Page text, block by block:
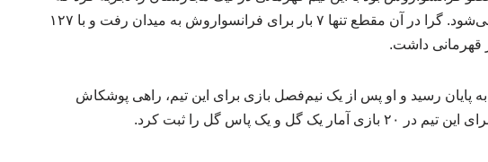
مهم‌ترین افتخار دوران ورزشی او محسوب می‌شود. گرا در آن مقطع تنها ۷ بار برای فرانسواروش به میدان رفت و با ۱۲۷
قهرمانی داشت.
پایان رسید و او پس از یک نیم‌فصل بازی برای این تیم، راهی پوشکاش
یک پاس گل را ثبت کرد.